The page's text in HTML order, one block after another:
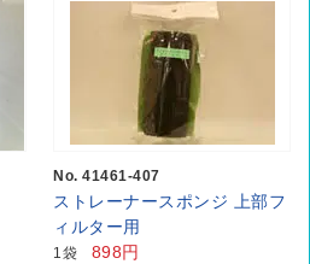
No. 41461-407
ストレーナースポンジ 上部フ
ィルター用
1袋 898円